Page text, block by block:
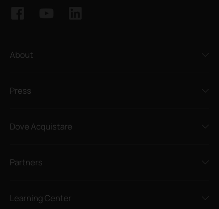
About
Press
Dove Acquistare
Partners
Learning Center